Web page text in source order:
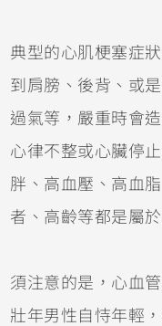
典型的心肌梗塞症
到肩膀、後背、或
過氣等，嚴重時會
心律不整或心臟停
胖、高血壓、高血
者、高齡等都是屬
須注意的是，心血
壯年男性自恃年輕